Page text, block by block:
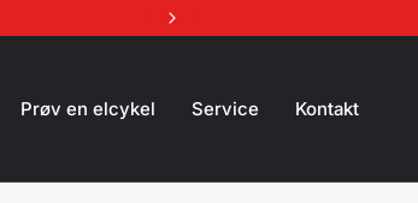
Prøv en elcykel Service Kontakt